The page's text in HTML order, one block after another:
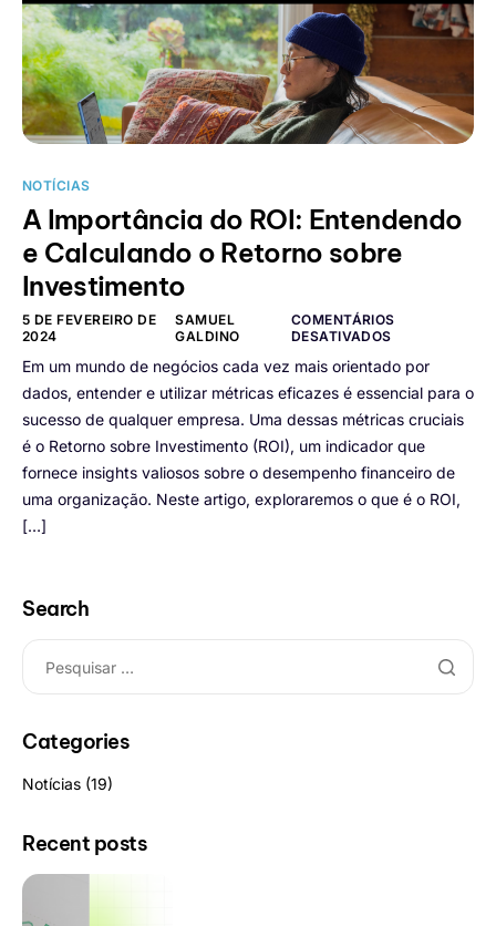
NOTÍCIAS
A Importância do ROI: Entendendo
e Calculando o Retorno sobre
Investimento
5 DE FEVEREIRO DE
2024
SAMUEL
GALDINO
COMENTÁRIOS
DESATIVADOS
Em um mundo de negócios cada vez mais orientado por
dados, entender e utilizar métricas eficazes é essencial para o
sucesso de qualquer empresa. Uma dessas métricas cruciais
é o Retorno sobre Investimento (ROI), um indicador que
fornece insights valiosos sobre o desempenho financeiro de
uma organização. Neste artigo, exploraremos o que é o ROI,
[…]
Search
Categories
Notícias (19)
Recent posts